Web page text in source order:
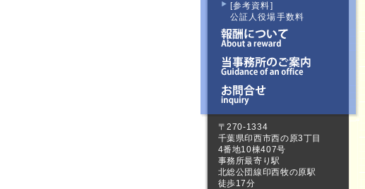
[参考資料]
公証人役場手数料
〒270-1334
千葉県印西市西の原3丁目
4番地10棟407号
事務所最寄り駅
北総公団線印西牧の原駅
徒歩17分